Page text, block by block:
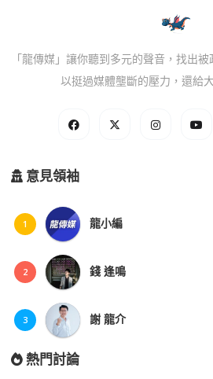
「龍傳媒」讓你聽到多元的聲音，找出
以挺過媒體壟斷的壓力，還給
意見領袖
1 龍小編
2 錢 逢鳴
3 謝 龍介
熱門討論